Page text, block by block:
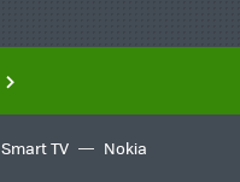
Smart TV Nokia